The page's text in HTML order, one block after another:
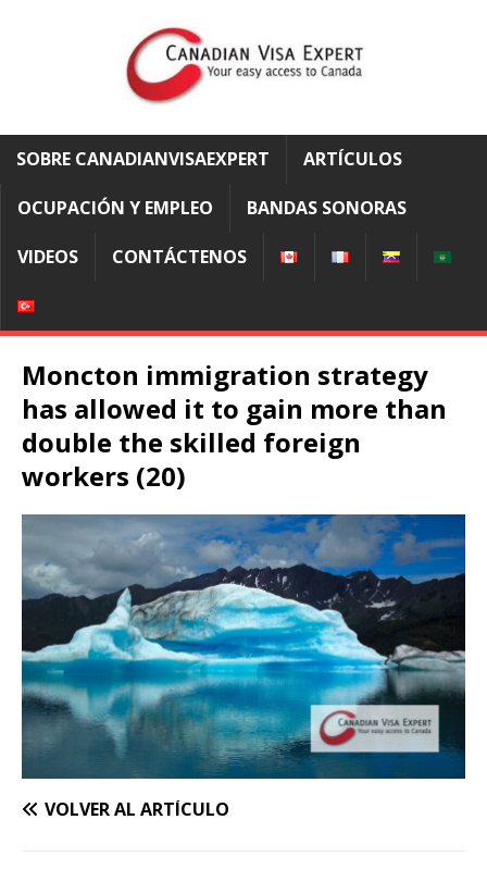
SOBRE CANADIANVISAEXPERT ARTÍCULOS
OCUPACIÓN Y EMPLEO BANDAS SONORAS
VIDEOS CONTÁCTENOS
Moncton immigration strategy
has allowed it to gain more than
double the skilled foreign
workers (20)
VOLVER AL ARTÍCULO